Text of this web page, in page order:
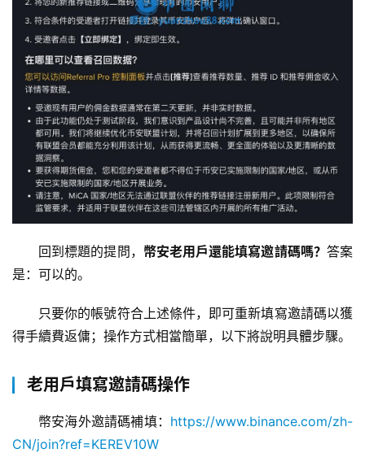
回到標題的提問， 幣安老用戶還能填寫邀請碼嗎？ 答案
是：可以的。
只要你的帳號符合上述條件，即可重新填寫邀請碼以獲
得手續費返傭；操作方式相當簡單，以下將說明具體步驟。
老用戶填寫邀請碼操作
幣安海外邀請碼補填： https://www.binance.com/zh-
CN/join?ref=KEREV10W